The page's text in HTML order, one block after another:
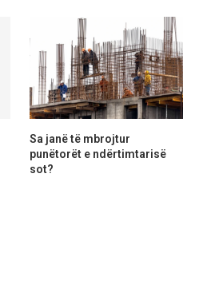
Sa janë të mbrojtur
punëtorët e ndërtimtarisë
sot?